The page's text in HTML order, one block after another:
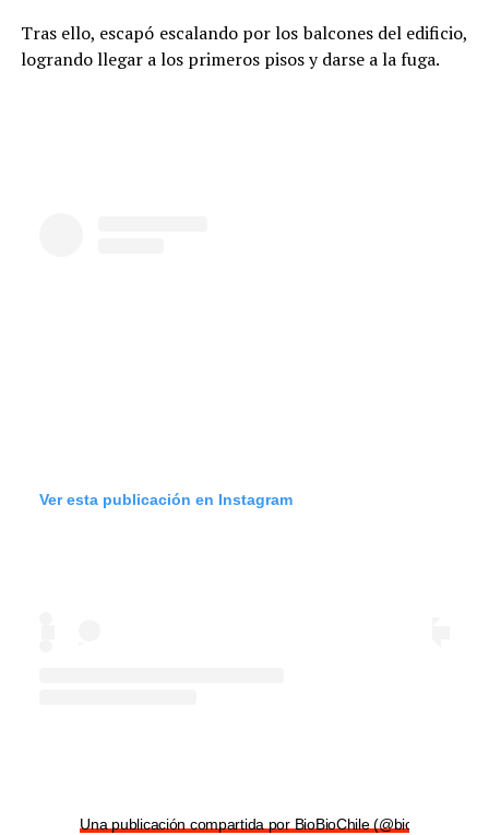
Tras ello, escapó escalando por los balcones del edificio,
logrando llegar a los primeros pisos y darse a la fuga.
Ver esta publicación en Instagram
Una publicación compartida por BioBioChile (@biobiochile)